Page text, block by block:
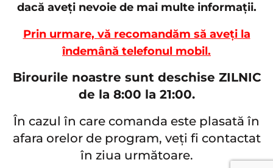
dacă aveți nevoie de mai multe informații.
Prin urmare, vă recomandăm să aveți la
îndemână telefonul mobil.
Birourile noastre sunt deschise ZILNIC
de la 8:00 la 21:00.
În cazul în care comanda este plasată în
afara orelor de program, veți fi contactat
în ziua următoare.